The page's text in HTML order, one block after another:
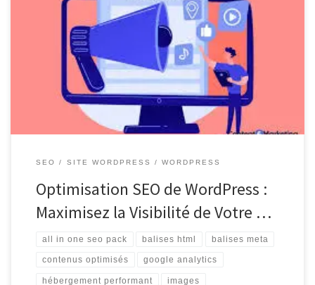
Optimisation SEO de WordPress : Améliorer le Référencement de
Votre Site WordPress est l’une des plateformes les plus populaires
pour la création de sites web, mais pour que votre site se
démarque dans les résultats de recherche, une optimisation SEO
est essentielle. En suivant quelques bonnes pratiques, vous
pouvez améliorer […]
SEO SITE WORDPRESS WORDPRESS
Optimisation SEO de WordPress :
Maximisez la Visibilité de Votre …
all in one seo pack balises html balises meta
contenus optimisés google analytics
hébergement performant images